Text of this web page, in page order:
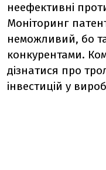
неефективні
Моніторинг
неможливий, бо
конкурентами.
дізнатися про
інвестицій у